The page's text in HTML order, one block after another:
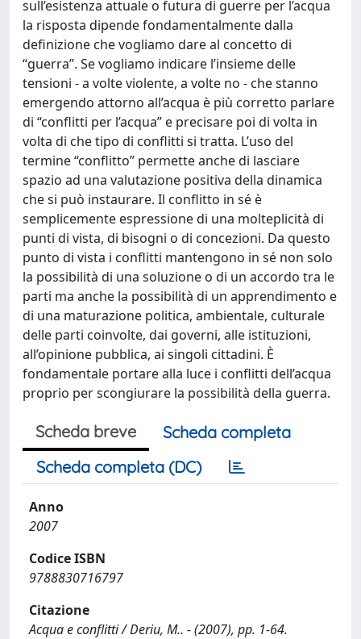
sull’esistenza attuale o futura di guerre per l’acqua
la risposta dipende fondamentalmente dalla
definizione che vogliamo dare al concetto di
“guerra”. Se vogliamo indicare l’insieme delle
tensioni - a volte violente, a volte no - che stanno
emergendo attorno all’acqua è più corretto parlare
di “conflitti per l’acqua” e precisare poi di volta in
volta di che tipo di conflitti si tratta. L’uso del
termine “conflitto” permette anche di lasciare
spazio ad una valutazione positiva della dinamica
che si può instaurare. Il conflitto in sé è
semplicemente espressione di una molteplicità di
punti di vista, di bisogni o di concezioni. Da questo
punto di vista i conflitti mantengono in sé non solo
la possibilità di una soluzione o di un accordo tra le
parti ma anche la possibilità di un apprendimento e
di una maturazione politica, ambientale, culturale
delle parti coinvolte, dai governi, alle istituzioni,
all’opinione pubblica, ai singoli cittadini. È
fondamentale portare alla luce i conflitti dell’acqua
proprio per scongiurare la possibilità della guerra.
Scheda breve
Scheda completa
Scheda completa (DC)
Anno
2007
Codice ISBN
9788830716797
Citazione
Acqua e conflitti / Deriu, M.. - (2007), pp. 1-64.